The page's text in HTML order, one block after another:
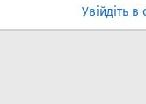
Увійдіть в